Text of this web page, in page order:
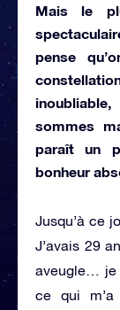
Mais le
pense
sommes
paraît un
bonheur
Jusqu’à ce
J’avais 29
aveugle… je
ce qui m’a